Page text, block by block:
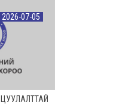
2026-07-05